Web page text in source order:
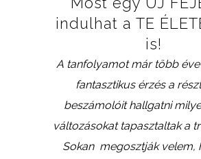
indulhat a TE
is!
A tanfolyamot már több
fantasztikus érzés a
beszámolóit hallgatni
változásokat tapasztaltak a
Sokan megosztják velem,